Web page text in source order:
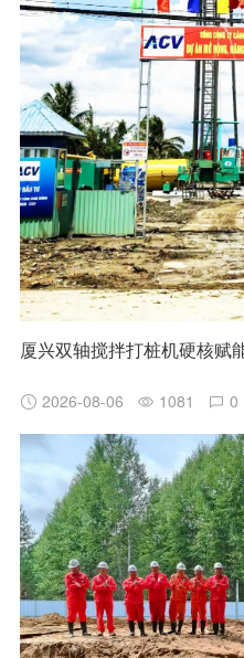
厦兴双轴搅拌打桩机硬核赋
2026-08-06 1081 0